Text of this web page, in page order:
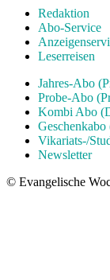
Redaktion
Abo-Service
Leserreisen
Jahres-Abo
Probe-Abo
Kombi Abo
Geschenkabo
Vikariats-/
Newsletter
© Evangelische